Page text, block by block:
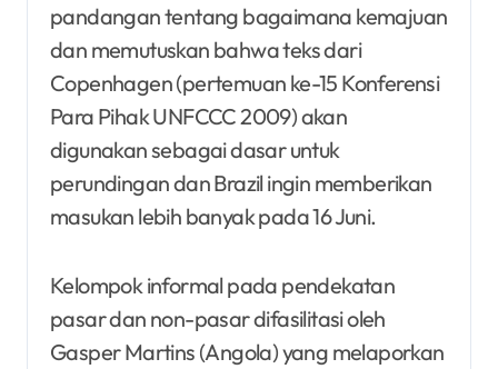
pandangan tentang bagaimana kemajuan
dan memutuskan bahwa teks dari
Copenhagen (pertemuan ke-15 Konferensi
Para Pihak UNFCCC 2009) akan
digunakan sebagai dasar untuk
perundingan dan Brazil ingin memberikan
masukan lebih banyak pada 16 Juni.
Kelompok informal pada pendekatan
pasar dan non-pasar difasilitasi oleh
Gasper Martins (Angola) yang melaporkan